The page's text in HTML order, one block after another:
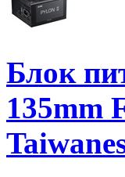
Блок
135mm